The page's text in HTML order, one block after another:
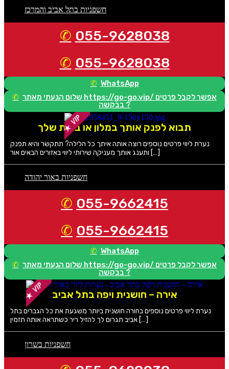
חשפניות בתל אביב והמרכז
055-9628038
055-9628038
WhatsApp
שלום הגעתי מאתר https://go-go.vip/ אפשר לקבל פרטים
בבקשה ?
תבוא לפנק אותך במלון או בבית שלך
נערת ליווי פרטים נוספים רוצה אותה איתך כל הלילה? תתקשר והיא תפנק
ותענג אותך מעניקה שירותי ליווי באזורים הבאים אור […]
חשפניות באור יהודה
055-9662415
055-9662415
WhatsApp
שלום הגעתי מאתר https://go-go.vip/ אפשר לקבל פרטים
בבקשה ?
אירה – חושנית ויפה בתל אביב
נערת ליווי פרטים נוספים בחורה חושנית ביותר משגעת את כל הגברים בתל
אביב תגרום לך להזיל ריר כשתראה אותה תזמין […]
חשפניות בשרון